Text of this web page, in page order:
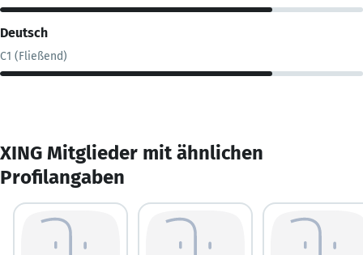
Deutsch
C1 (Fließend)
XING Mitglieder mit ähnlichen
Profilangaben